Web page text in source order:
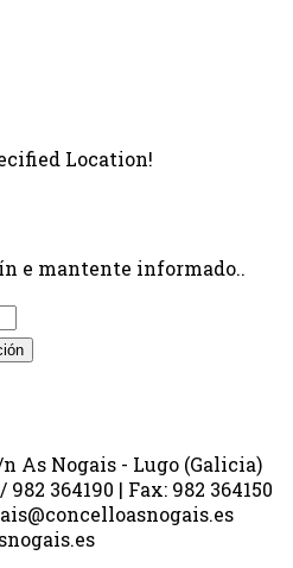
Location!
e mantente informado..
As Nogais - Lugo (Galicia)
364190 | Fax: 982 364150